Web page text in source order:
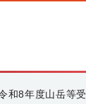
和8年度山岳等